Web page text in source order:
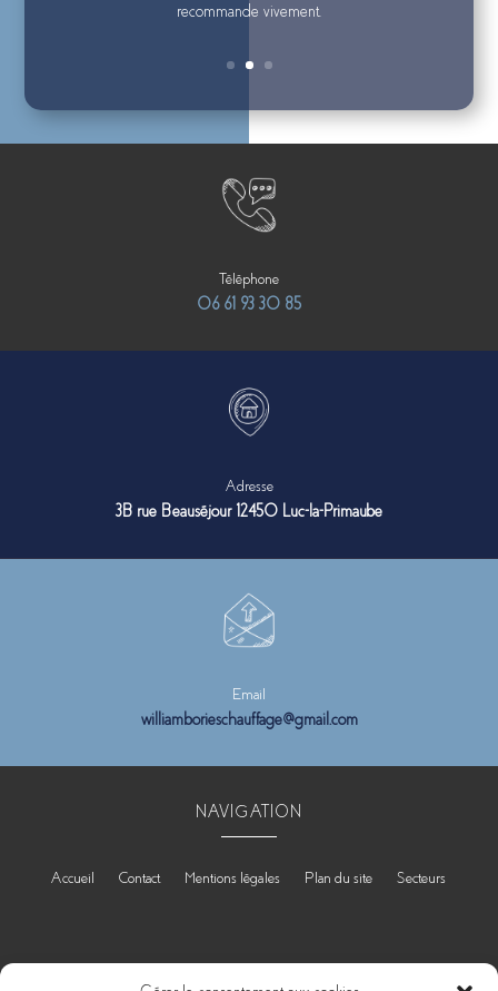
recommande vivement.
Téléphone
06 61 93 30 85
Adresse
3B rue Beauséjour 12450 Luc-la-Primaube
Email
williamborieschauffage@gmail.com
NAVIGATION
Accueil Contact Mentions légales Plan du site Secteurs